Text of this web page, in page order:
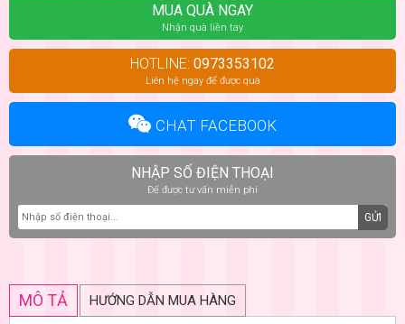
MUA QUÀ NGAY
Nhận quà liền tay
HOTLINE: 0973353102
Liên hệ ngay để được quà
CHAT FACEBOOK
NHẬP SỐ ĐIỆN THOẠI
Để được tư vấn miễn phí
GỬI
MÔ TẢ HƯỚNG DẪN MUA HÀNG